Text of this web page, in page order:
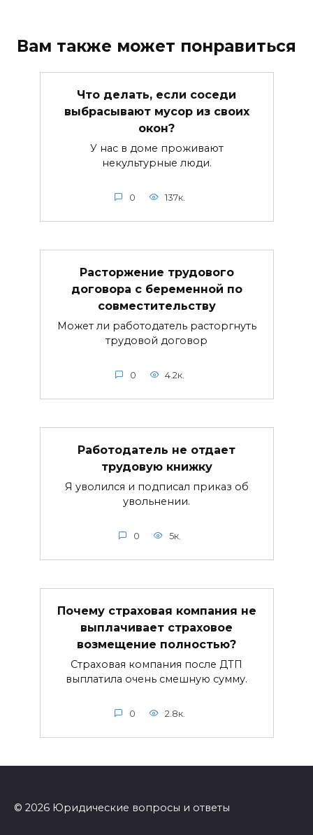
Вам также может понравиться
Что делать, если соседи
выбрасывают мусор из своих
окон?
У нас в доме проживают
некультурные люди.
0 137к.
Расторжение трудового
договора с беременной по
совместительству
Может ли работодатель расторгнуть
трудовой договор
0 4.2к.
Работодатель не отдает
трудовую книжку
Я уволился и подписал приказ об
увольнении.
0 5к.
Почему страховая компания не
выплачивает страховое
возмещение полностью?
Страховая компания после ДТП
выплатила очень смешную сумму.
0 2.8к.
© 2026 Юридические вопросы и ответы